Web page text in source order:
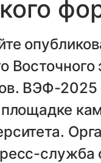
ВЭФ-2025
служба